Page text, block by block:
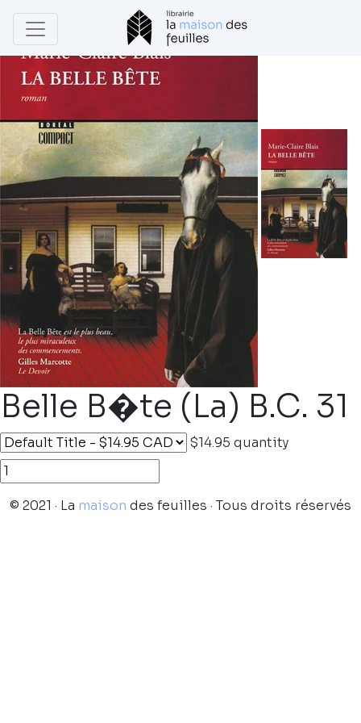
Belle B�te (La) B.C. 31
$14.95 quantity
© 2021 · La maison des feuilles · Tous droits réservés